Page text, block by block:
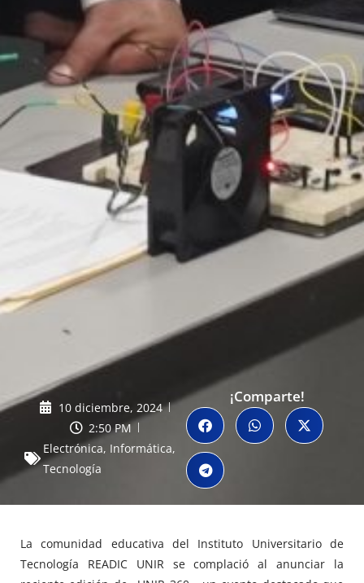
10 diciembre, 2024
2:50 PM
Electrónica, Informática,
Tecnología
¡Comparte!
La comunidad educativa del Instituto Universitario de
Tecnología READIC UNIR se complació al anunciar la